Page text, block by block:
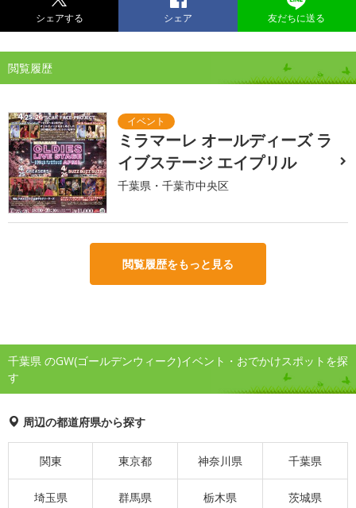
シェアする シェア 友だちに送る
閲覧履歴
ミラマーレ オールディーズ ラ
イブステージ エイプリル
千葉県・千葉市中央区
閲覧履歴をもっと見る
千葉県 のGW(ゴールデンウィーク)イベント・おでかけスポットを探
す
周辺の都道府県から探す
関東 東京都 神奈川県 千葉県
埼玉県 群馬県 栃木県 茨城県